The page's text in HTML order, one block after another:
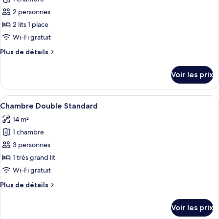
Signature
pour
ce
type
chambre :
avec
lits
jumeaux
2 personnes
2 lits 1 place
Wi-Fi gratuit
Plus de détails
Plus
le
type
de
Chambre
Standard
avec
lits
jumeaux
Voir les prix
Afficher
toutes
les
photos
pour
ce
type
chambre :
Une chambre à coucher avec un
8
Chambre Double Standard
14 m²
1 chambre
3 personnes
1 très grand lit
Wi-Fi gratuit
Plus de détails
Plus
Voir les prix